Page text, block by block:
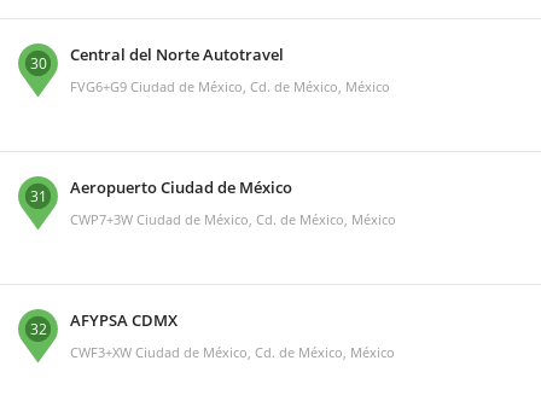
30 Central del Norte Autotravel
FVG6+G9 Ciudad de México, Cd. de México, México
31 Aeropuerto Ciudad de México
CWP7+3W Ciudad de México, Cd. de México, México
32 AFYPSA CDMX
CWF3+XW Ciudad de México, Cd. de México, México